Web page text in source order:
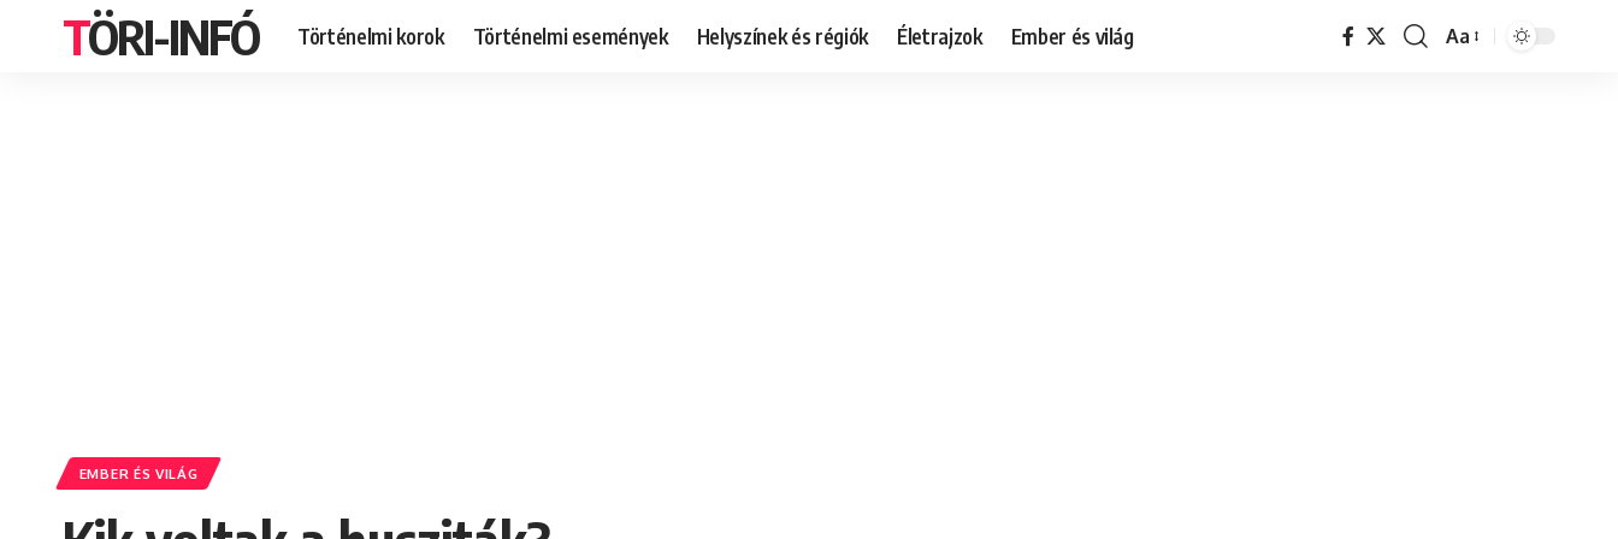
TÖRI-INFÓ Történelmi korok Történelmi események Helyszínek és régiók Életrajzok Ember és világ
Font
Aa
EMBER ÉS VILÁG